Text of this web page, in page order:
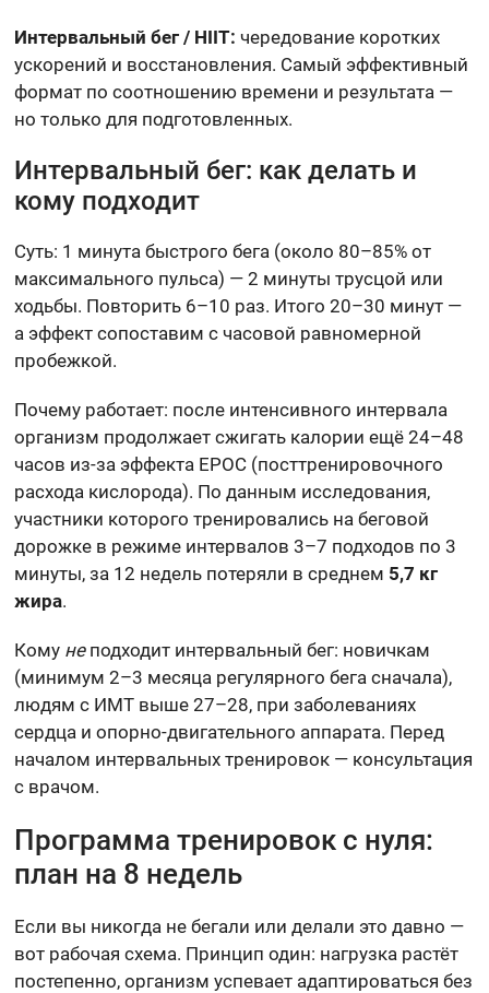
Интервальный бег / HIIT: чередование коротких
ускорений и восстановления. Самый эффективный
формат по соотношению времени и результата —
но только для подготовленных.
Интервальный бег: как делать и
кому подходит
Суть: 1 минута быстрого бега (около 80–85% от
максимального пульса) — 2 минуты трусцой или
ходьбы. Повторить 6–10 раз. Итого 20–30 минут —
а эффект сопоставим с часовой равномерной
пробежкой.
Почему работает: после интенсивного интервала
организм продолжает сжигать калории ещё 24–48
часов из-за эффекта EPOC (посттренировочного
расхода кислорода). По данным исследования,
участники которого тренировались на беговой
дорожке в режиме интервалов 3–7 подходов по 3
минуты, за 12 недель потеряли в среднем 5,7 кг
жира.
Кому неподходит интервальный бег: новичкам
(минимум 2–3 месяца регулярного бега сначала),
людям с ИМТ выше 27–28, при заболеваниях
сердца и опорно-двигательного аппарата. Перед
началом интервальных тренировок — консультация
с врачом.
Программа тренировок с нуля:
план на 8 недель
Если вы никогда не бегали или делали это давно —
вот рабочая схема. Принцип один: нагрузка растёт
постепенно, организм успевает адаптироваться без